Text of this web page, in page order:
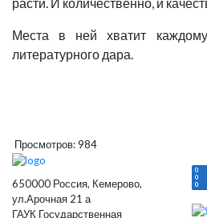
Места в ней хватит
литературного дара.
Просмотров: 984
650000 Россия, Кемерово,
ул.Арочная 21 а
ГАУК Государственная